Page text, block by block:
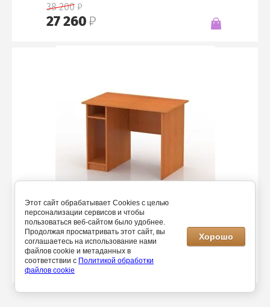
38 200
27 260
Письменный стол Мендель 300-15
13 100
7 720
Этот сайт обрабатывает Cookies с целью
персонализации сервисов и чтобы
пользоваться веб-сайтом было удобнее.
Продолжая просматривать этот сайт, вы
соглашаетесь на использование нами
файлов cookie и метаданных в
соответствии с Политикой обработки
файлов cookie
Хорошо